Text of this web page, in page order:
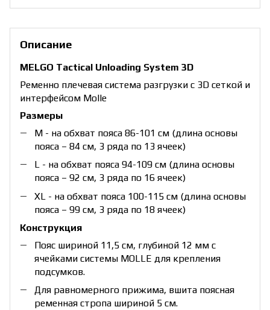
Описание
MELGO Tactical Unloading System 3D
Ременно плечевая система разгрузки с 3D сеткой и
интерфейсом Molle
Размеры
М - на обхват пояса 86-101 см (длина основы
пояса – 84 см, 3 ряда по 13 ячеек)
L - на обхват пояса 94-109 см (длина основы
пояса – 92 см, 3 ряда по 16 ячеек)
XL - на обхват пояса 100-115 см (длина основы
пояса – 99 см, 3 ряда по 18 ячеек)
Конструкция
Пояс шириной 11,5 см, глубиной 12 мм с
ячейками системы MOLLE для крепления
подсумков.
Для равномерного прижима, вшита поясная
ременная стропа шириной 5 см.